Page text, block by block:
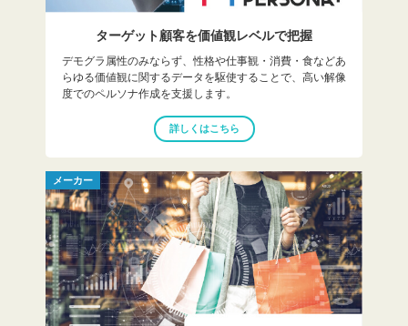
ターゲット顧客を価値観レベルで把握
デモグラ属性のみならず、性格や仕事観・消費・食などあ
らゆる価値観に関するデータを駆使することで、高い解像
度でのペルソナ作成を支援します。
詳しくはこちら
メーカー